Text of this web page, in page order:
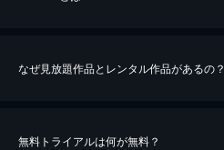
なぜ見放題作品とレンタル作品があるの？
無料トライアルは何が無料？